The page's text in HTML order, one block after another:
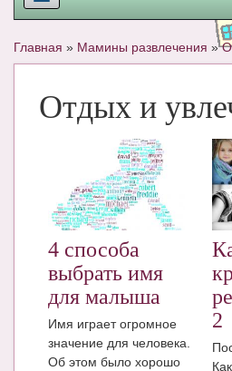
НОВОРОЖДЕННЫЙ
ВОПРОС-ОТВЕТ
КНИГИ
Рекомендовано
ПСИХОЛОГИЯ
Главная » Мамины развлечения »
Отдых и
4 способа
выбрать имя
для малыша
Имя играет огромное
значение для человека.
Об этом было хорошо
2